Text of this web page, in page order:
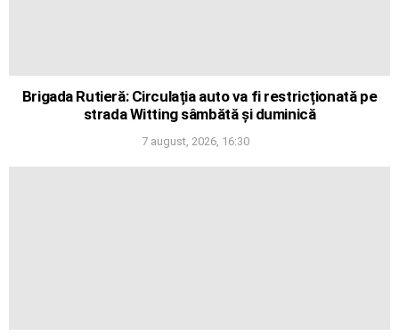
Brigada Rutieră: Circulația auto va fi restricționată pe
strada Witting sâmbătă și duminică
7 august, 2026, 16:30